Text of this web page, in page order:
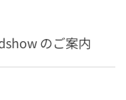
のご案内